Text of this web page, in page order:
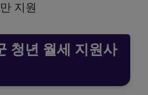
지원
청년 월세 지원사